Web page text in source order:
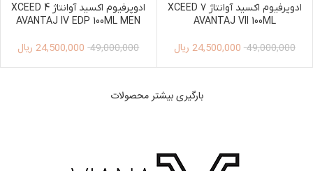
ادوپرفیوم اکسید آوانتاژ 7 XCEED
AVANTAJ VII 100ML
49,000,000
24,500,000 ریال
ادوپرفیوم اکسید آوانتاژ 4 XCEED
AVANTAJ IV EDP 100ML MEN
49,000,000
24,500,000 ریال
بارگیری بیشتر محصولات